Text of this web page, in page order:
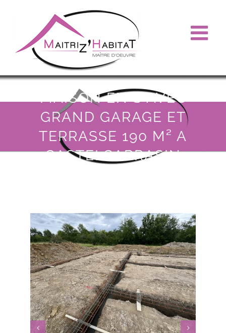
contenu
MAISON EN S AVEC
GRAND GARAGE ET
TERRASSE 190 M² A
CASTELSARRASIN